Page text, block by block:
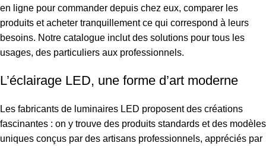
en ligne pour commander depuis chez eux, comparer les
produits et acheter tranquillement ce qui correspond à leurs
besoins. Notre catalogue inclut des solutions pour tous les
usages, des particuliers aux professionnels.
L’éclairage LED, une forme d’art moderne
Les fabricants de luminaires LED proposent des créations
fascinantes : on y trouve des produits standards et des modèles
uniques conçus par des artisans professionnels, appréciés par